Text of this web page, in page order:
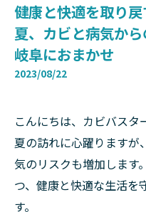
健康と快適を取り
夏、カビと病気か
岐阜におまかせ
2023/08/22
こんにちは、カビバスタ
夏の訪れに心躍りますが
気のリスクも増加します
つ、健康と快適な生活を
す。